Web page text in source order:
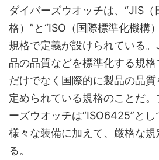
ダイバーズウオッチは、“JIS
格） ”と“ISO （国際標準化機構）
規格で定義が設けられている。
品の品質などを標準化する規格
だけでなく国際的に製品の品
定められている規格のことだ。
ーズウオッチは“ISO6425”とし
様々な装備に加えて、厳格な
る。